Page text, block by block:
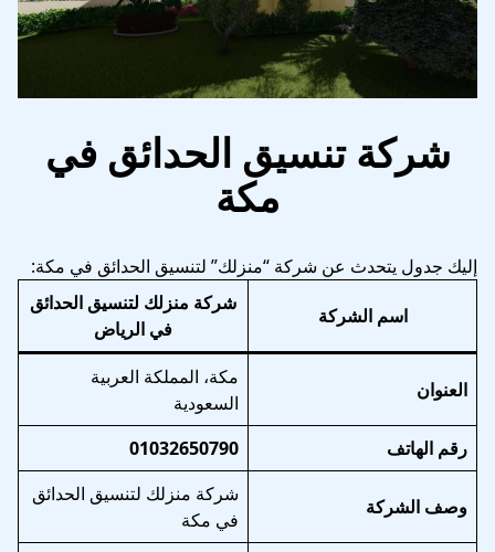
شركة تنسيق الحدائق في
مكة
إليك جدول يتحدث عن شركة “منزلك” لتنسيق الحدائق في مكة:
اسم الشركة
شركة منزلك لتنسيق الحدائق
في الرياض
العنوان
مكة، المملكة العربية
السعودية
رقم الهاتف
01032650790
وصف الشركة
شركة منزلك لتنسيق الحدائق
في مكة